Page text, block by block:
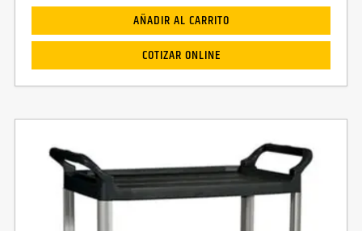
AÑADIR AL CARRITO
COTIZAR ONLINE